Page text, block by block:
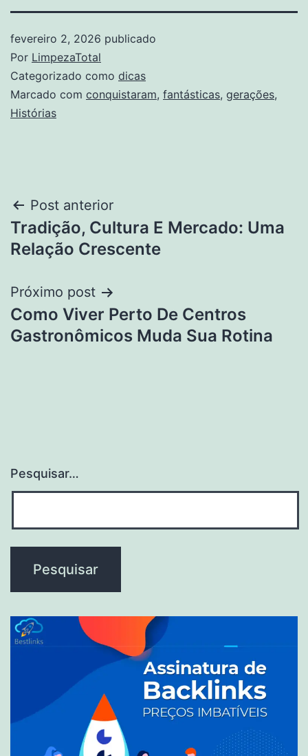
fevereiro 2, 2026 publicado
Por LimpezaTotal
Categorizado como dicas
Marcado com conquistaram, fantásticas, gerações,
Histórias
Navegação
de
Post anterior
Tradição, Cultura E Mercado: Uma
Relação Crescente
Próximo post
Como Viver Perto De Centros
Gastronômicos Muda Sua Rotina
Pesquisar…